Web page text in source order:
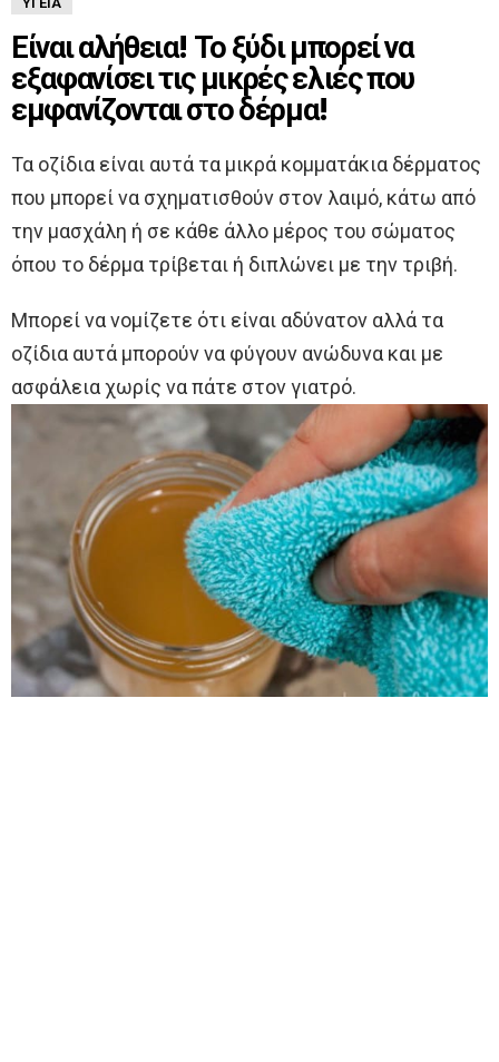
Είναι αλήθεια! Το ξύδι μπορεί να
εξαφανίσει τις μικρές ελιές που
εμφανίζονται στο δέρμα!
Τα οζίδια είναι αυτά τα μικρά κομματάκια δέρματος
που μπορεί να σχηματισθούν στον λαιμό, κάτω από
την μασχάλη ή σε κάθε άλλο μέρος του σώματος
όπου το δέρμα τρίβεται ή διπλώνει με την τριβή.
Μπορεί να νομίζετε ότι είναι αδύνατον αλλά τα
οζίδια αυτά μπορούν να φύγουν ανώδυνα και με
ασφάλεια χωρίς να πάτε στον γιατρό.